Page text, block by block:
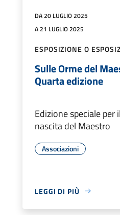
DA 20 LUGLIO 2025
A 21 LUGLIO 2025
ESPOSIZIONE O
Sulle Orme del
Quarta edizione
Edizione speciale
nascita del Maestro
Associazioni
LEGGI DI PIÙ